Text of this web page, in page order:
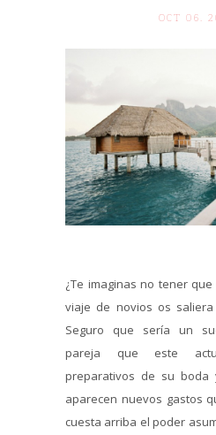
OCT 06.
¿Te imaginas no tener
viaje de novios os
Seguro que sería un
pareja que este
preparativos de su
aparecen nuevos gastos
cuesta arriba el poder